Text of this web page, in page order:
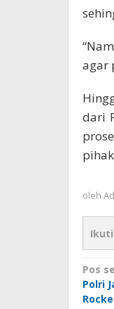
agar
dari
oleh
Ikuti
pos
Pos
Polri